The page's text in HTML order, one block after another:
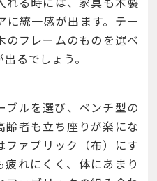
に統一感が出ます。テー
のフレームのものを選べ
るでしょう。
ブルを選び、ベンチ型の
齢者も立ち座りが楽にな
ファブリック（布）にす
疲れにくく、体にあまり